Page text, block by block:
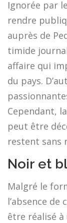
Ignorée par
rendre
auprès de
timide
affaire qui
du pays.
Cependant,
peut être
restent sans
Noir et
Malgré le
l’absence de
être réalisé